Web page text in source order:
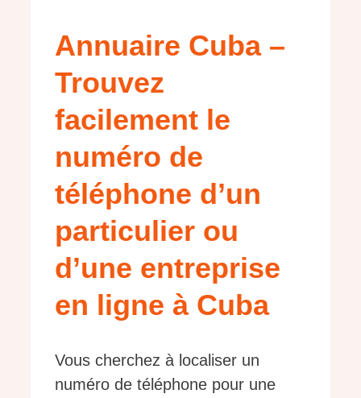
Annuaire Cuba –
Trouvez
facilement le
numéro de
téléphone d’un
particulier ou
d’une entreprise
en ligne à Cuba
Vous cherchez à localiser un
numéro de téléphone pour une